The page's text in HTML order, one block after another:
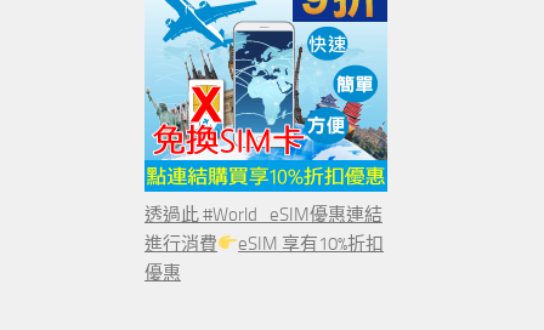
透過此 #World_eSIM優惠連結
進行消費
eSIM 享有10%折扣
優惠